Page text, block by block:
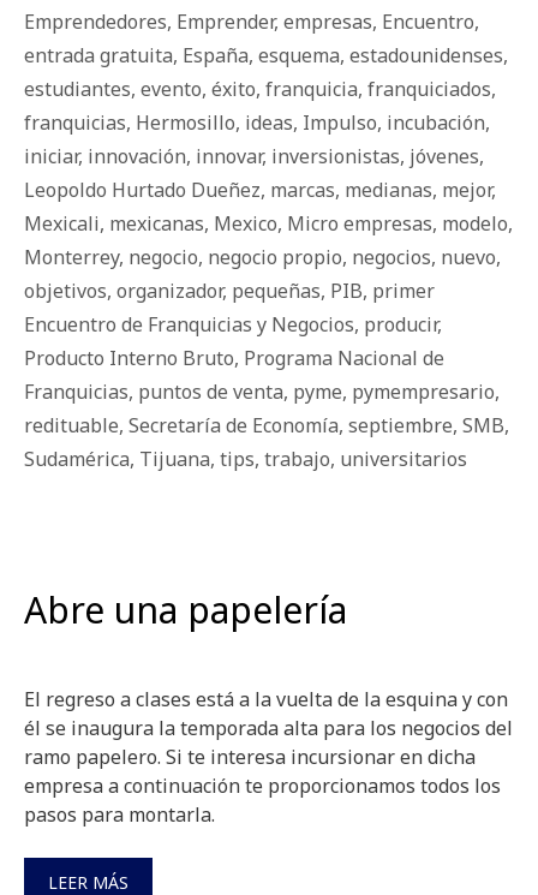
Emprendedores, Emprender, empresas, Encuentro,
entrada gratuita, España, esquema, estadounidenses,
estudiantes, evento, éxito, franquicia, franquiciados,
franquicias, Hermosillo, ideas, Impulso, incubación,
iniciar, innovación, innovar, inversionistas, jóvenes,
Leopoldo Hurtado Dueñez, marcas, medianas, mejor,
Mexicali, mexicanas, Mexico, Micro empresas, modelo,
Monterrey, negocio, negocio propio, negocios, nuevo,
objetivos, organizador, pequeñas, PIB, primer
Encuentro de Franquicias y Negocios, producir,
Producto Interno Bruto, Programa Nacional de
Franquicias, puntos de venta, pyme, pymempresario,
redituable, Secretaría de Economía, septiembre, SMB,
Sudamérica, Tijuana, tips, trabajo, universitarios
Abre una papelería
El regreso a clases está a la vuelta de la esquina y con
él se inaugura la temporada alta para los negocios del
ramo papelero. Si te interesa incursionar en dicha
empresa a continuación te proporcionamos todos los
pasos para montarla.
LEER MÁS